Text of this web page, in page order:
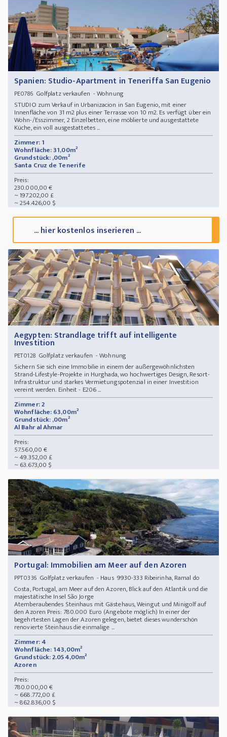
Spanien: Studio-Apartment in Teneriffa San Eugenio
PE0786Golfplatz verkaufen - Wohnung
STUDIO zum Verkauf in Urbanizacion in San Eugenio, mit einer
Innenfläche von 31 m2 plus einer Terrasse von 10 m2. Es verfügt über ein
Wohn-/Esszimmer, 2 Einzelbetten, eine möblierte und ausgestattete
Küche, ein voll ausgestattetes ...
Zimmer: 1
Wohnfläche: 31,00m²
Grundstück: ,00m²
Santa Cruz de Tenerife
Preis:
230.000,00 €
~ 197.202,00 £
~ 254.426,00 $
... hier kostenlos inserieren ...
Aegypten: Strandlage trifft auf intelligente
Investition
PET0128Golfplatz verkaufen - Wohnung
Sichern Sie sich eine Immobilie in einem der außergewöhnlichsten
Strand-Lifestyle-Projekte in Hurghada, wo hochwertiges Design, Resort-
Infrastruktur und starkes Vermietungspotenzial in einer Investition
vereint werden. Einheit - E206 ...
Zimmer: 2
Wohnfläche: 63,00m²
Grundstück: ,00m²
Al Bahr al Ahmar
Preis:
57.560,00 €
~ 49.352,00 £
~ 63.673,00 $
Portugal: Immobilien am Meer auf den Azoren
PPT0336Golfplatz verkaufen - Haus 9930-333 Ribeirinha, Ramal do
Costa, Portugal, am Meer auf den Azoren, Blick auf den Atlantik und die
majestätische Insel São Jorge
Atemberaubendes Steinhaus mit Gästehaus, Weingut und Minigolf auf
den Azoren Preis: 780.000 Euro (Angebote möglich) In einer der
begehrtesten Lagen der Azoren gelegen, bietet dieses wunderschön
renovierte Steinhaus die einmalige ...
Zimmer: 4
Wohnfläche: 143,00m²
Grundstück: 2.054,00m²
Azoren
Preis:
780.000,00 €
~ 668.772,00 £
~ 862.836,00 $